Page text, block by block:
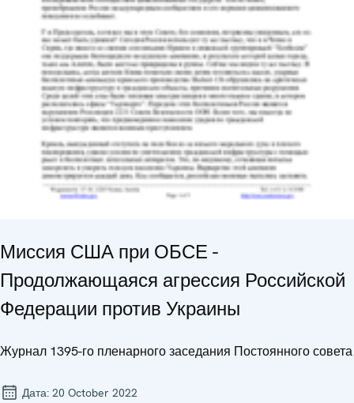
Миссия США при ОБСЕ -
Продолжающаяся агрессия Российской
Федерации против Украины
Журнал 1395-го пленарного заседания Постоянного совета
Дата: 20 October 2022